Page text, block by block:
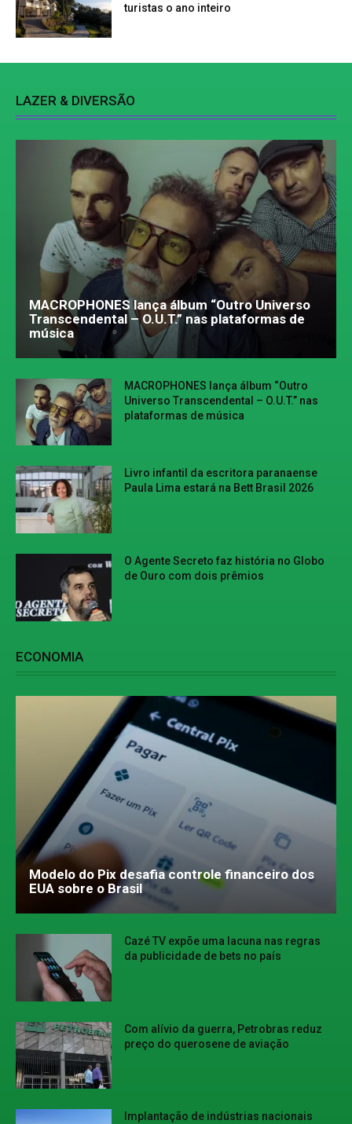
turistas o ano inteiro
LAZER & DIVERSÃO
MACROPHONES lança álbum “Outro Universo
Transcendental – O.U.T.” nas plataformas de
música
MACROPHONES lança álbum “Outro
Universo Transcendental – O.U.T.” nas
plataformas de música
Livro infantil da escritora paranaense
Paula Lima estará na Bett Brasil 2026
O Agente Secreto faz história no Globo
de Ouro com dois prêmios
ECONOMIA
Modelo do Pix desafia controle financeiro dos
EUA sobre o Brasil
Cazé TV expõe uma lacuna nas regras
da publicidade de bets no país
Com alívio da guerra, Petrobras reduz
preço do querosene de aviação
Implantação de indústrias nacionais